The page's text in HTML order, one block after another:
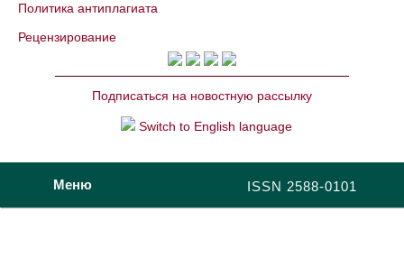
Политика антиплагиата
Рецензирование
Подписаться на новостную рассылку
Switch to English language
ISSN 2588-0101
Меню